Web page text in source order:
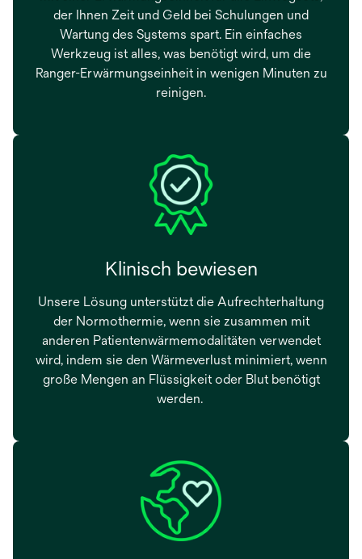
der Ihnen Zeit und Geld bei Schulungen und
Wartung des Systems spart. Ein einfaches
Werkzeug ist alles, was benötigt wird, um die
Ranger-Erwärmungseinheit in wenigen Minuten zu
reinigen.
Klinisch bewiesen
Unsere Lösung unterstützt die Aufrechterhaltung
der Normothermie, wenn sie zusammen mit
anderen Patientenwärmemodalitäten verwendet
wird, indem sie den Wärmeverlust minimiert, wenn
große Mengen an Flüssigkeit oder Blut benötigt
werden.